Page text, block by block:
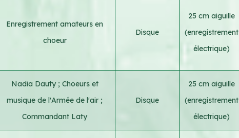
Enregistrement amateurs en
choeur
Disque
25 cm aiguille
(enregistrement
électrique)
Nadia Dauty ; Choeurs et
musique de l'Armée de l'air ;
Commandant Laty
Disque
25 cm aiguille
(enregistrement
électrique)